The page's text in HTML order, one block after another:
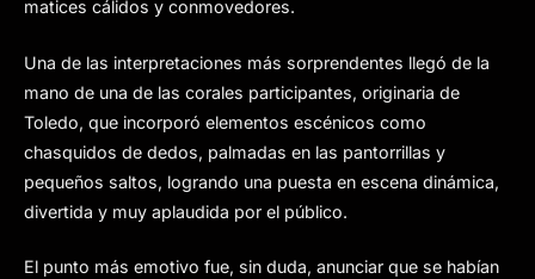
matices cálidos y conmovedores.
Una de las interpretaciones más sorprendentes llegó de la
mano de una de las corales participantes, originaria de
Toledo, que incorporó elementos escénicos como
chasquidos de dedos, palmadas en las pantorrillas y
pequeños saltos, logrando una puesta en escena dinámica,
divertida y muy aplaudida por el público.
El punto más emotivo fue, sin duda, anunciar que se habían